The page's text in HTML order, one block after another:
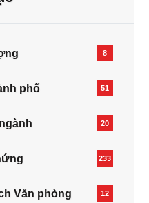
8
phố 51
20
233
Văn phòng 12